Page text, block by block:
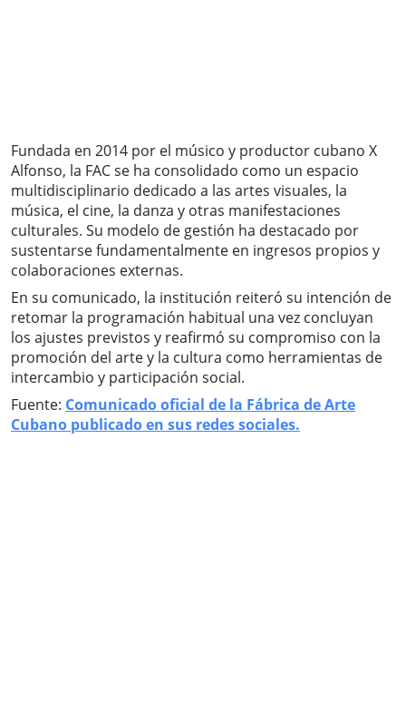
Fundada en 2014 por el músico y productor cubano X
Alfonso, la FAC se ha consolidado como un espacio
multidisciplinario dedicado a las artes visuales, la
música, el cine, la danza y otras manifestaciones
culturales. Su modelo de gestión ha destacado por
sustentarse fundamentalmente en ingresos propios y
colaboraciones externas.
En su comunicado, la institución reiteró su intención de
retomar la programación habitual una vez concluyan
los ajustes previstos y reafirmó su compromiso con la
promoción del arte y la cultura como herramientas de
intercambio y participación social.
Fuente: Comunicado oficial de la Fábrica de Arte
Cubano publicado en sus redes sociales.